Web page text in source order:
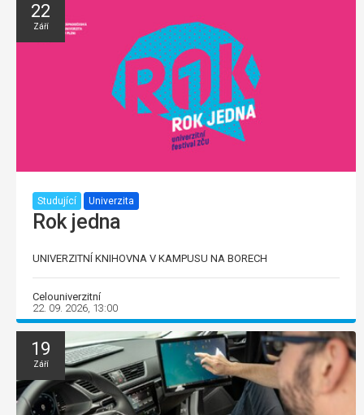
22
Září
Studující Univerzita
Rok jedna
UNIVERZITNÍ KNIHOVNA V KAMPUSU NA BORECH
Celouniverzitní
22. 09. 2026, 13:00
19
Září